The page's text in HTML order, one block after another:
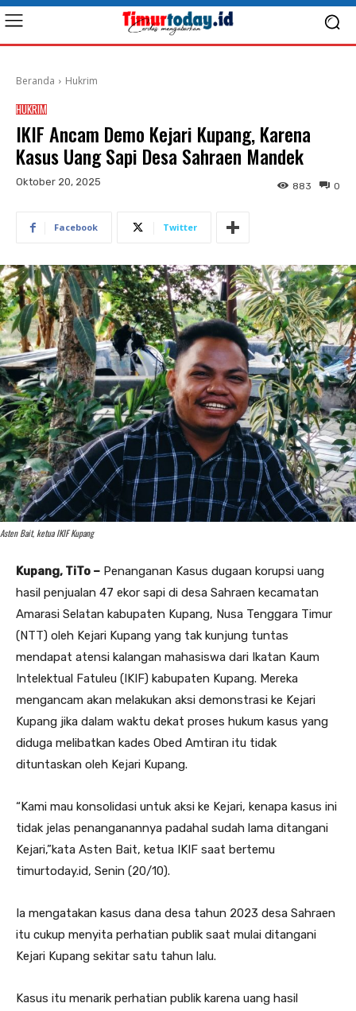
Beranda Hukrim
HUKRIM
IKIF Ancam Demo Kejari Kupang, Karena
Kasus Uang Sapi Desa Sahraen Mandek
Oktober 20, 2025 0
883
Facebook Twitter
Asten Bait, ketua IKIF Kupang
Kupang, TiTo – Penanganan Kasus dugaan korupsi uang
hasil penjualan 47 ekor sapi di desa Sahraen kecamatan
Amarasi Selatan kabupaten Kupang, Nusa Tenggara Timur
(NTT) oleh Kejari Kupang yang tak kunjung tuntas
mendapat atensi kalangan mahasiswa dari Ikatan Kaum
Intelektual Fatuleu (IKIF) kabupaten Kupang. Mereka
mengancam akan melakukan aksi demonstrasi ke Kejari
Kupang jika dalam waktu dekat proses hukum kasus yang
diduga melibatkan kades Obed Amtiran itu tidak
dituntaskan oleh Kejari Kupang.
“Kami mau konsolidasi untuk aksi ke Kejari, kenapa kasus ini
tidak jelas penanganannya padahal sudah lama ditangani
Kejari,”kata Asten Bait, ketua IKIF saat bertemu
timurtoday.id, Senin (20/10).
Ia mengatakan kasus dana desa tahun 2023 desa Sahraen
itu cukup menyita perhatian publik saat mulai ditangani
Kejari Kupang sekitar satu tahun lalu.
Kasus itu menarik perhatian publik karena uang hasil